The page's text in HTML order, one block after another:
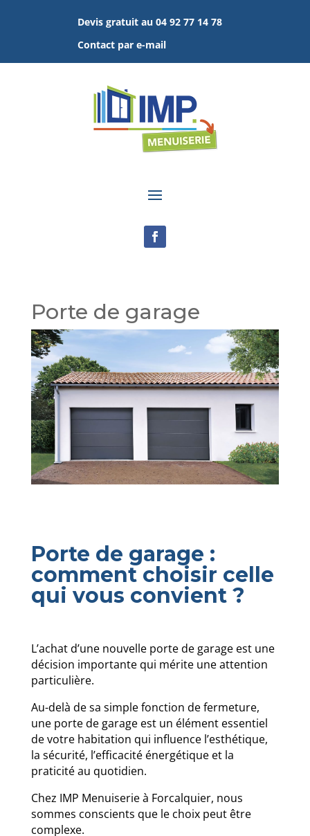
Devis gratuit au 04 92 77 14 78
Contact par e-mail
Porte de garage
Porte de garage :
comment choisir celle
qui vous convient ?
L’achat d’une nouvelle porte de garage est une
décision importante qui mérite une attention
particulière.
Au-delà de sa simple fonction de fermeture,
une porte de garage est un élément essentiel
de votre habitation qui influence l’esthétique,
la sécurité, l’efficacité énergétique et la
praticité au quotidien.
Chez IMP Menuiserie à Forcalquier, nous
sommes conscients que le choix peut être
complexe.